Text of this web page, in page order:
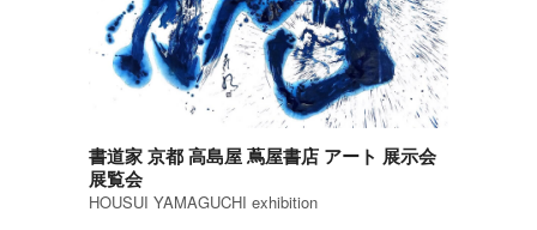
書道家 京都 高島屋 蔦屋書店 アート 展示会
展覧会
HOUSUI YAMAGUCHI exhibition